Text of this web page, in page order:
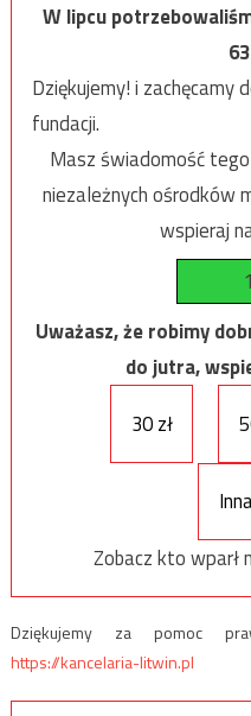
W lipcu
Dziękujemy! i zachęcamy
fundacji.
Masz świadomość
niezależnych ośrodków
wspieraj
Uważasz, że robimy
do jutra,
30 zł
Zobacz kto wparł
Dziękujemy za pomoc
https://kancelaria-litwin.pl